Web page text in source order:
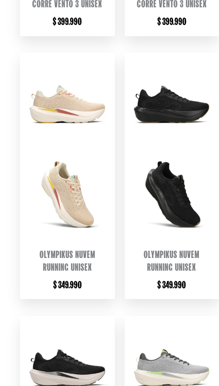
CORRE VENTO 3 UNISEX
$399.990
CORRE VENTO 3 UNISEX
$399.990
OLYMPIKUS NUVEM
RUNNING UNISEX
$349.990
OLYMPIKUS NUVEM
RUNNING UNISEX
$349.990